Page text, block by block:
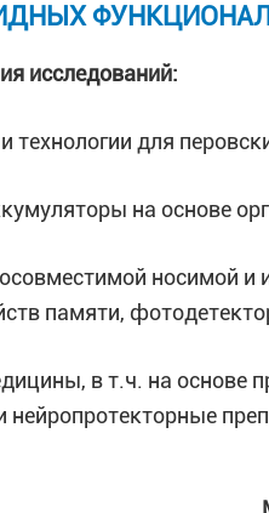
исследований:
для
на основе
носимой и
памяти,
в т.ч. на основе
нейропротекторные